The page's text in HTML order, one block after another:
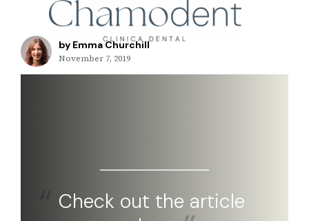
by Emma Churchill
November 7, 2019
Check out the article